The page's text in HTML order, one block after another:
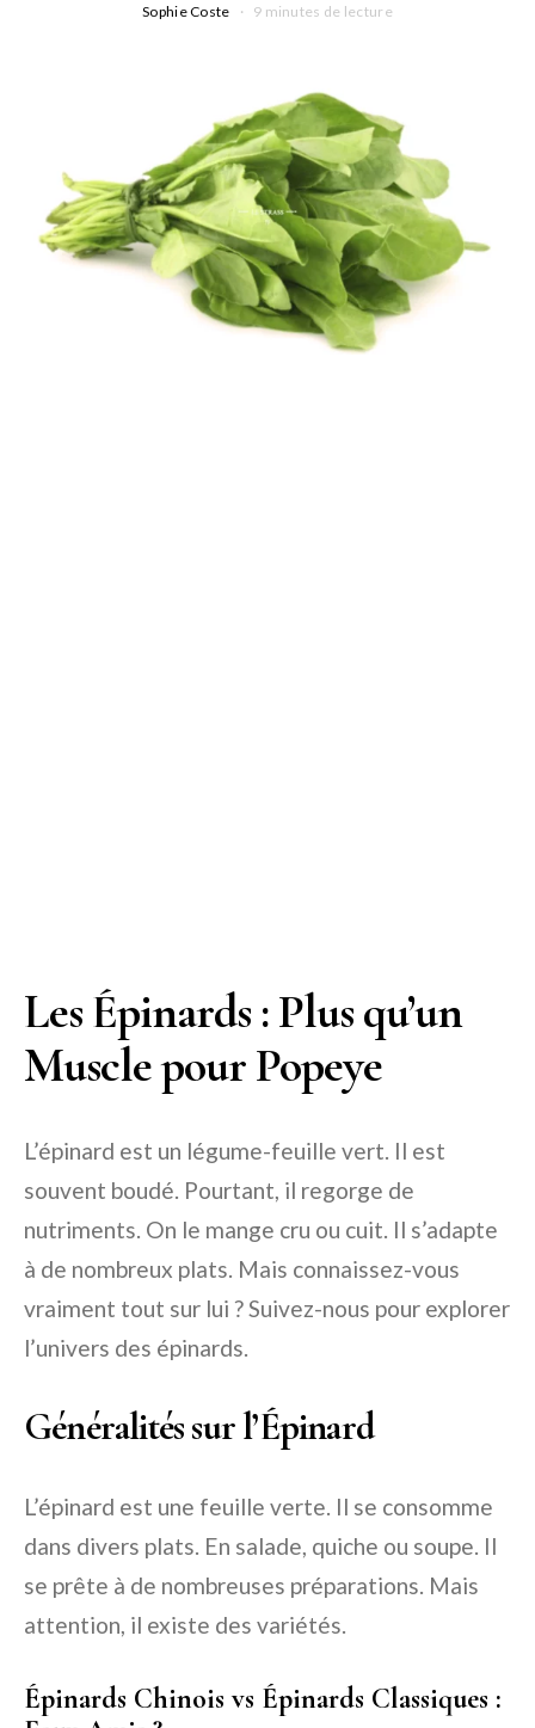
Sophie Coste 9 minutes de lecture
Les Épinards : Plus qu’un
Muscle pour Popeye
L’épinard est un légume-feuille vert. Il est
souvent boudé. Pourtant, il regorge de
nutriments. On le mange cru ou cuit. Il s’adapte
à de nombreux plats. Mais connaissez-vous
vraiment tout sur lui ? Suivez-nous pour explorer
l’univers des épinards.
Généralités sur l’Épinard
L’épinard est une feuille verte. Il se consomme
dans divers plats. En salade, quiche ou soupe. Il
se prête à de nombreuses préparations. Mais
attention, il existe des variétés.
Épinards Chinois vs Épinards Classiques :